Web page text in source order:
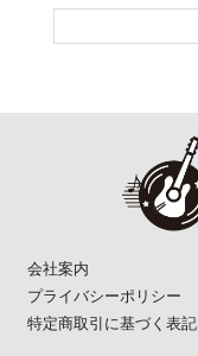
会社案内
プライバシーポリシー
特定商取引に基づく表記